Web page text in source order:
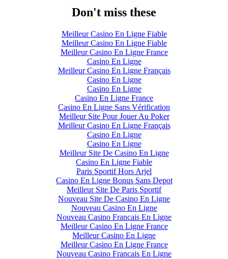
Don't miss these
Meilleur Casino En Ligne Fiable
Meilleur Casino En Ligne Fiable
Meilleur Casino En Ligne France
Casino En Ligne
Meilleur Casino En Ligne Français
Casino En Ligne
Casino En Ligne
Casino En Ligne France
Casino En Ligne Sans Vérification
Meilleur Site Pour Jouer Au Poker
Meilleur Casino En Ligne Français
Casino En Ligne
Casino En Ligne
Meilleur Site De Casino En Ligne
Casino En Ligne Fiable
Paris Sportif Hors Arjel
Casino En Ligne Bonus Sans Depot
Meilleur Site De Paris Sportif
Nouveau Site De Casino En Ligne
Nouveau Casino En Ligne
Nouveau Casino Francais En Ligne
Meilleur Casino En Ligne France
Meilleur Casino En Ligne
Meilleur Casino En Ligne France
Nouveau Casino Francais En Ligne